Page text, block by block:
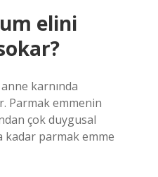
elini
karnında
Parmak emmenin
çok duygusal
kadar parmak emme